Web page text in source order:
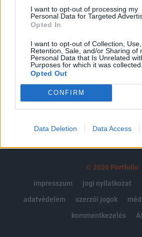
I want to opt-out of processing my
Personal Data for Targeted
Opted In
I want to opt-out of Collection, Use,
Retention, Sale, and/or Sharing of
Personal Data that Is Unrelated
Purposes for which it was collected.
Opted Out
CONFIRM
Data Deletion Data Access
Kötéslisták: BÉT elmúlt 2 év
kötéslistái
Előfizetés
MÁR ELŐFIZETŐNK VAGY?
© 2026 Portfolio
impresszum
jogi nyilatkozat
adatvédelem
szerzői jogok
kommentkezelés